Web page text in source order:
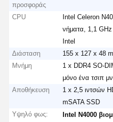
προσφοράς
CPU
Intel Celeron
νήματα, 1,1
Intel
Διάσταση
155 x 127 x 48
Μνήμη
1 x DDR4 SO-
μόνο ένα τσιπ
Αποθήκευση
1 x 2,5 ιντσών
mSATA SSD
Υψηλό φως:
Intel N4000